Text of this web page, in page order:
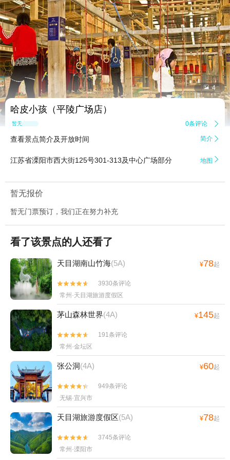
 4
哈皮小孩（平陵广场店）
暂无点评 0条评论 
查看景点简介及开放时间 简介 
江苏省溧阳市西大街125号301-313及中心广场部分 地图 
暂无报价
暂无门票预订，我们正在努力补充
看了该景点的人还看了
天目湖南山竹海(5A) ¥78起


3930条评论
常州·天目湖旅游度假区
茅山森林世界(4A) ¥145起


191条评论
常州·金坛区
张公洞(4A) ¥60起


949条评论
无锡·宜兴市
天目湖旅游度假区(5A) ¥78起


3745条评论
常州·溧阳市
